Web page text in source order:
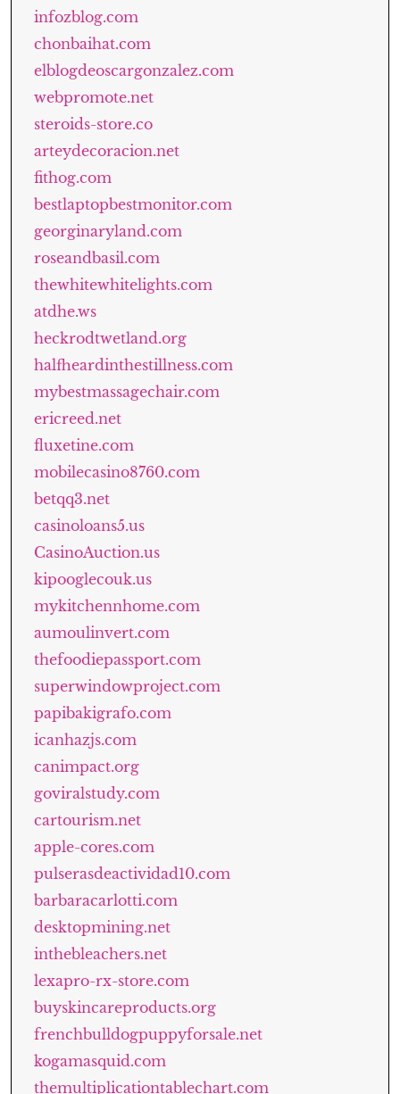
infozblog.com
chonbaihat.com
elblogdeoscargonzalez.com
webpromote.net
steroids-store.co
arteydecoracion.net
fithog.com
bestlaptopbestmonitor.com
georginaryland.com
roseandbasil.com
thewhitewhitelights.com
atdhe.ws
heckrodtwetland.org
halfheardinthestillness.com
mybestmassagechair.com
ericreed.net
fluxetine.com
mobilecasino8760.com
betqq3.net
casinoloans5.us
CasinoAuction.us
kipooglecouk.us
mykitchennhome.com
aumoulinvert.com
thefoodiepassport.com
superwindowproject.com
papibakigrafo.com
icanhazjs.com
canimpact.org
goviralstudy.com
cartourism.net
apple-cores.com
pulserasdeactividad10.com
barbaracarlotti.com
desktopmining.net
inthebleachers.net
lexapro-rx-store.com
buyskincareproducts.org
frenchbulldogpuppyforsale.net
kogamasquid.com
themultiplicationtablechart.com